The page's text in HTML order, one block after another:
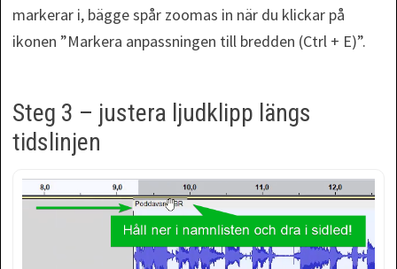
markerar i, bägge spår zoomas in när du klickar på
ikonen ”Markera anpassningen till bredden (Ctrl + E)”.
Steg 3 – justera ljudklipp längs
tidslinjen